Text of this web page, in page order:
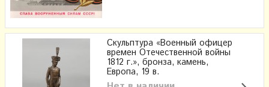
Скульптура «Военный офицер
времен Отечественной войны
1812 г.», бронза, камень,
Европа, 19 в.